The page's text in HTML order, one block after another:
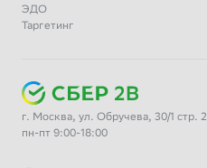
ЭДО
Таргетинг
г. Москва, ул. Обручева, 30/1 стр. 2
пн-пт 9:00-18:00